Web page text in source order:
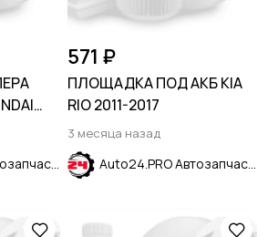
Auto24.PRO Автозапчасти
571 ₽
ПЛОЩАДКА ПОД АКБ KIA
RIO 2011-2017
3 месяца назад
Auto24.PRO Автозапчасти